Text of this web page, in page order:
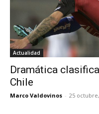
Actualidad
Dramática
Chile
Marco Valdovinos - 25